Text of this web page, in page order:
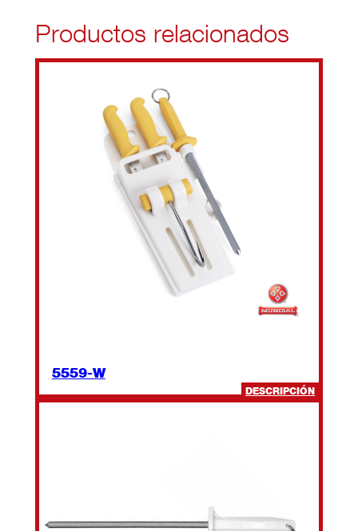
Productos relacionados
5559-W
DESCRIPCIÓN:
5559-